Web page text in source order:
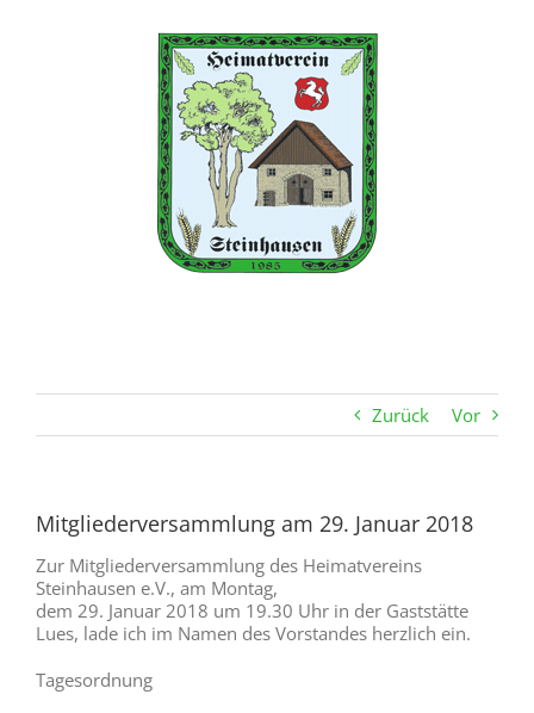
Zurück Vor
Mitgliederversammlung am 29. Januar 2018
Zur Mitgliederversammlung des Heimatvereins
Steinhausen e.V., am Montag,
dem 29. Januar 2018 um 19.30 Uhr in der Gaststätte
Lues, lade ich im Namen des Vorstandes herzlich ein.
Tagesordnung